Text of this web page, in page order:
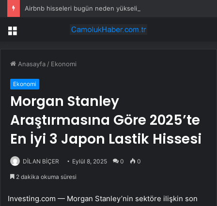
Airbnb hisseleri bugün neden yükseliyor?
Menü
Anasayfa / Ekonomi
Ekonomi
Morgan Stanley
Araştırmasına Göre 2025’te
En İyi 3 Japon Lastik Hissesi
DİLAN BİÇER Eylül 8, 2025 0 0
2 dakika okuma süresi
Investing.com — Morgan Stanley’nin sektöre ilişkin son